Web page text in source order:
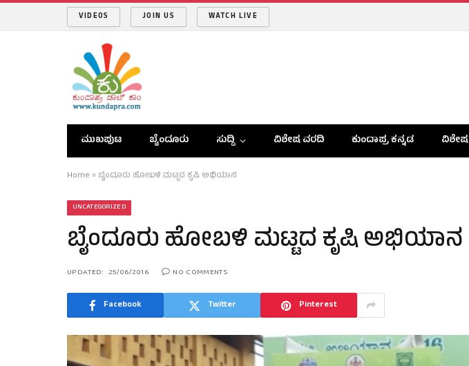
VIDEOS JOIN US WATCH LIVE
ಮುಖಪುಟ ಬೈಂದೂರು ಸುದ್ದಿ ವಿಶೇಷ ವರದಿ ಕುಂದಾಪ್ರ ಕನ್ನಡ ವಿಶೇಷ
Home » ಬೈಂದೂರು ಹೋಬಳಿ ಮಟ್ಟದ ಕೃಷಿ ಅಭಿಯಾನ
UNCATEGORIZED
ಬೈಂದೂರು ಹೋಬಳಿ ಮಟ್ಟದ ಕೃಷಿ ಅಭಿಯಾನ
UPDATED: 25/06/2016 NO COMMENTS
Facebook Twitter Pinterest